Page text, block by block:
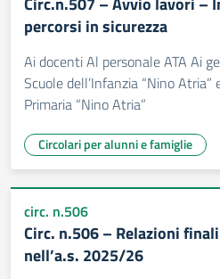
percorsi in sicurezza
Ai docenti Al personale ATA Ai
Scuole dell’Infanzia “Nino Atria”
Primaria “Nino Atria”
Circolari per alunni e famiglie
circ. n.506
Circ. n.506 – Relazioni
nell’a.s. 2025/26